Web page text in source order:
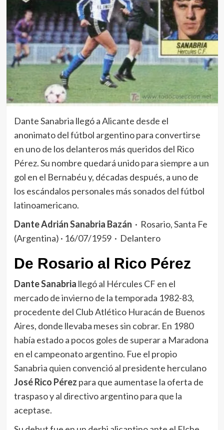
Dante Sanabria llegó a Alicante desde el
anonimato del fútbol argentino para convertirse
en uno de los delanteros más queridos del Rico
Pérez. Su nombre quedará unido para siempre a un
gol en el Bernabéu y, décadas después, a uno de
los escándalos personales más sonados del fútbol
latinoamericano.
Dante Adrián Sanabria Bazán · Rosario, Santa Fe
(Argentina) · 16/07/1959 · Delantero
De Rosario al Rico Pérez
Dante Sanabria llegó al Hércules CF en el
mercado de invierno de la temporada 1982-83,
procedente del Club Atlético Huracán de Buenos
Aires, donde llevaba meses sin cobrar. En 1980
había estado a pocos goles de superar a Maradona
en el campeonato argentino. Fue el propio
Sanabria quien convenció al presidente herculano
José Rico Pérez para que aumentase la oferta de
traspaso y al directivo argentino para que la
aceptase.